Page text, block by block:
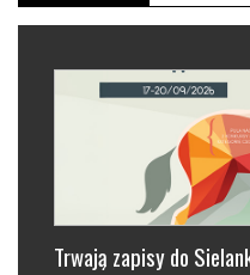
Masters 17-20 września